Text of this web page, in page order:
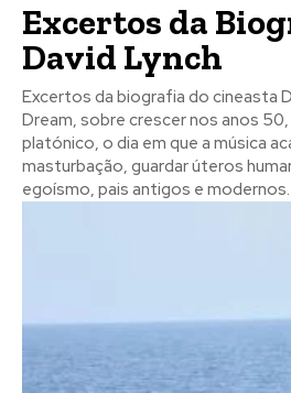
Excertos da
David Lynch
Excertos da biografia do cineasta
Dream, sobre crescer nos anos
platónico, o dia em que a música
masturbação, guardar úteros
egoísmo, pais antigos e modernos.